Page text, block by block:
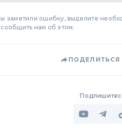
заметили ошибку, выделите
нам об этом.